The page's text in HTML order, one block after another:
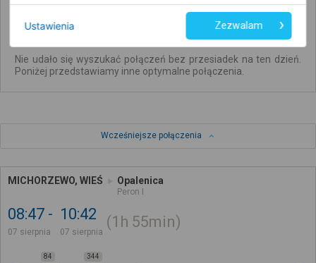
Brak połączeń bezpośrednich. Sprawdź
połączenia z przesiadkami.
Nie udało się wyszukać połączeń bez przesiadek na ten dzień.
Poniżej przedstawiamy inne optymalne połączenia.
Wcześniejsze połączenia
MICHORZEWO, WIEŚ Opalenica
Peron I
08:47
07 sierpnia
10:42
07 sierpnia
1h 55min
84 344
Ustawienia Zezwalam